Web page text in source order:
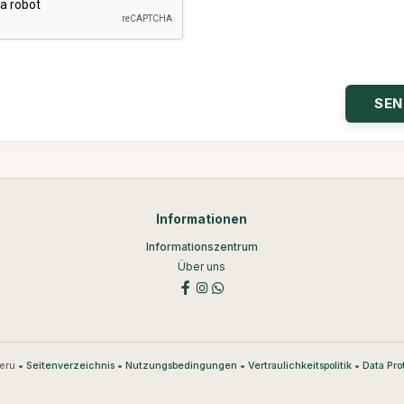
Informationen
Informationszentrum
Über uns
• Seitenverzeichnis• Nutzungsbedingungen • Vertraulichkeitspolitik• Data